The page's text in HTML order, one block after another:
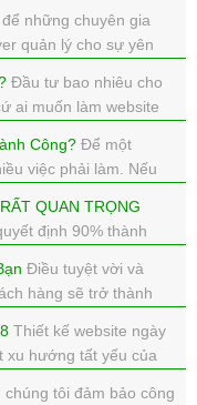
để những chuyên gia
quản lý cho sự yên
Đầu tư bao nhiêu cho
ai muốn làm website
Công? Để một
việc phải làm. Nếu
QUAN TRỌNG
định 90% thành
Điều tuyệt vời và
hàng sẽ trở thành
Thiết kế website ngày
xu hướng tất yếu của
tôi đảm bảo công